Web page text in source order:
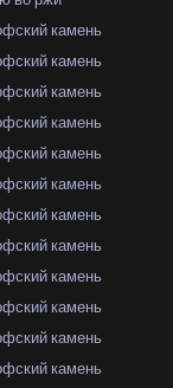
камень
камень
камень
камень
камень
камень
камень
камень
камень
камень
камень
камень